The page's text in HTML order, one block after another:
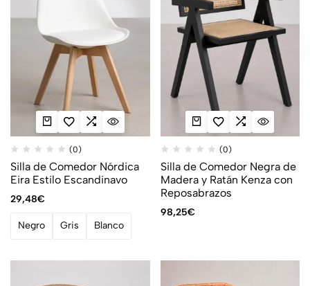
(0)
Silla de Comedor Nórdica
Eira Estilo Escandinavo
29,48€
Negro Gris Blanco
(0)
Silla de Comedor Negra de
Madera y Ratán Kenza con
Reposabrazos
98,25€